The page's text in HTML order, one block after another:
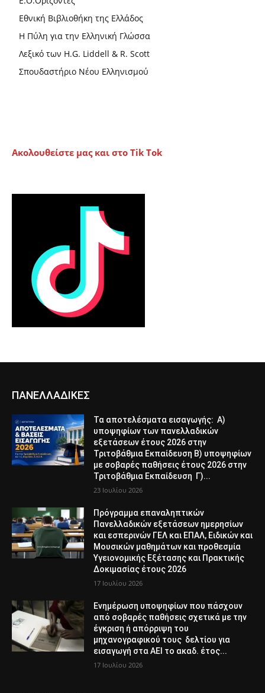
Εθνική Βιβλιοθήκη της Ελλάδος
Η Πύλη για την Ελληνική Γλώσσα
Λεξικό των H.G. Liddell & R. Scott
Σπουδαστήριο Νέου Ελληνισμού
Ακολουθείστε μας και στο Tik Tok
ΠΑΝΕΛΛΑΔΙΚΕΣ
Τα αποτελέσματα εισαγωγής: Α)
υποψηφίων των πανελλαδικών
εξετάσεων έτους 2026 στην
Τριτοβάθμια Εκπαίδευση Β) υποψηφίων
με σοβαρές παθήσεις έτους 2026 στην
Τριτοβάθμια Εκπαίδευση Γ)...
23 Ιουλίου 2026
Πρόγραμμα επαναληπτικών
Πανελλαδικών εξετάσεων ημερησίων
και εσπερινών ΓΕΛ και ΕΠΑΛ, Ειδικών και
Μουσικών μαθημάτων και προθεσμία
Υγειονομικής Εξέτασης και Πρακτικής
Δοκιμασίας έτους 2026
17 Ιουλίου 2026
Ενημέρωση υποψηφίων που πάσχουν
από σοβαρές παθήσεις σχετικά με την
έγκριση ή απόρριψη του
μηχανογραφικού τους δελτίου για
εισαγωγή στα ΑΕΙ το ακαδ. έτος...
17 Ιουλίου 2026